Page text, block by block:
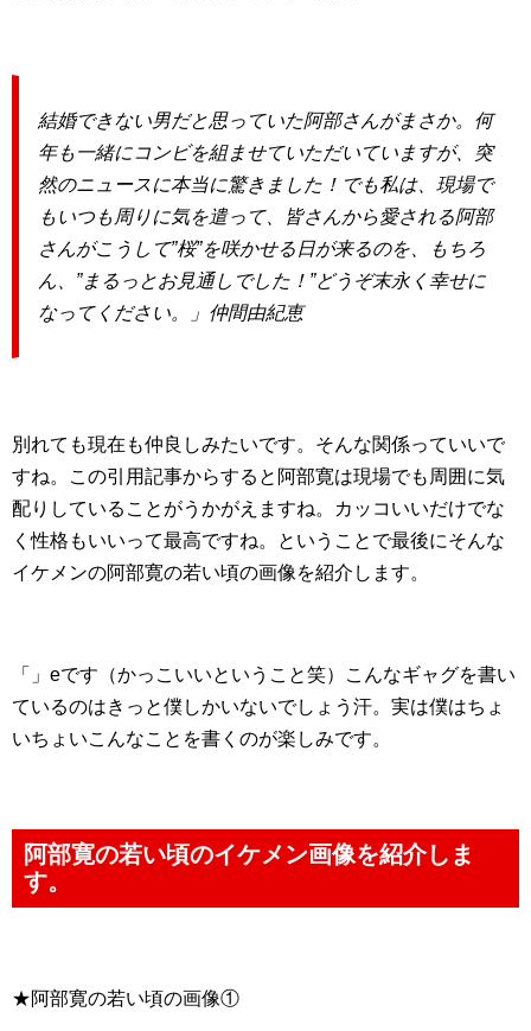
結婚できない男だと思っていた阿部さんがまさか。何
年も一緒にコンビを組ませていただいていますが、突
然のニュースに本当に驚きました！でも私は、現場で
もいつも周りに気を遣って、皆さんから愛される阿部
さんがこうして”桜”を咲かせる日が来るのを、もちろ
ん、”まるっとお見通しでした！”どうぞ末永く幸せに
なってください。」仲間由紀恵
別れても現在も仲良しみたいです。そんな関係っていいで
すね。この引用記事からすると阿部寛は現場でも周囲に気
配りしていることがうかがえますね。カッコいいだけでな
く性格もいいって最高ですね。ということで最後にそんな
イケメンの阿部寛の若い頃の画像を紹介します。
「」eです（かっこいいということ笑）こんなギャグを書い
ているのはきっと僕しかいないでしょう汗。実は僕はちょ
いちょいこんなことを書くのが楽しみです。
阿部寛の若い頃のイケメン画像を紹介しま
す。
★阿部寛の若い頃の画像①